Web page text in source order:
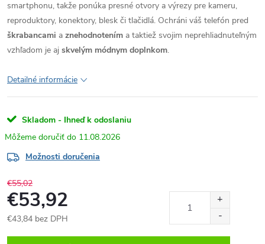
smartphonu, takže ponúka presné otvory a výrezy pre kameru,
reproduktory, konektory, blesk či tlačidlá. Ochráni váš telefón pred
škrabancami a znehodnotením a taktiež svojim neprehliadnuteľným
vzhľadom je aj skvelým módnym doplnkom.
Detailné informácie
Skladom - Ihneď k odoslaniu
11.08.2026
Možnosti doručenia
€55,02
€53,92
€43,84 bez DPH